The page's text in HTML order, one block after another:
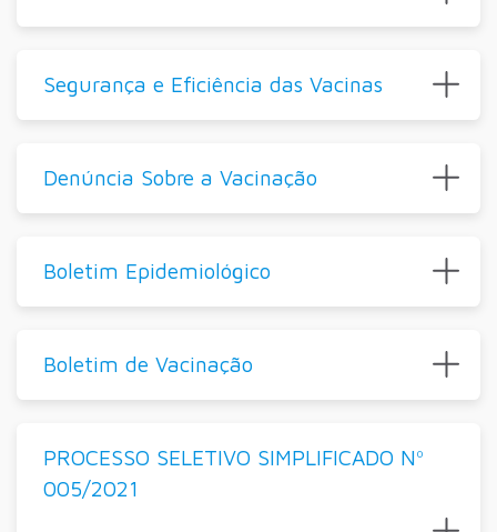
Segurança e Eficiência das Vacinas
Denúncia Sobre a Vacinação
Boletim Epidemiológico
Boletim de Vacinação
PROCESSO SELETIVO SIMPLIFICADO Nº
005/2021